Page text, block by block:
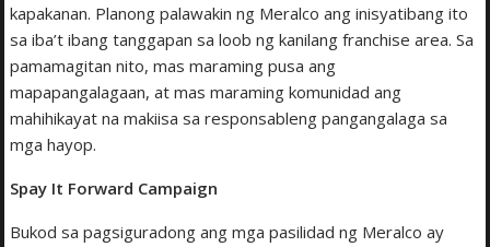
kapakanan. Planong palawakin ng Meralco ang inisyatibang ito
sa iba’t ibang tanggapan sa loob ng kanilang franchise area. Sa
pamamagitan nito, mas maraming pusa ang
mapapangalagaan, at mas maraming komunidad ang
mahihikayat na makiisa sa responsableng pangangalaga sa
mga hayop.
Spay It Forward Campaign
Bukod sa pagsiguradong ang mga pasilidad ng Meralco ay